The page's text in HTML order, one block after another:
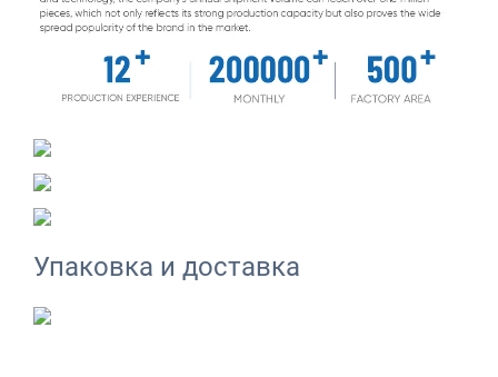
Упаковка и доставка